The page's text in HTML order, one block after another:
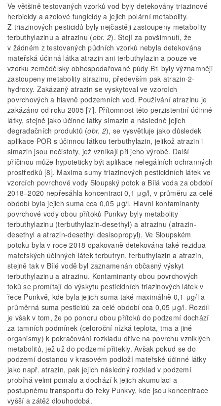
Ve většině testovaných vzorků vod byly detekovány triazinové
herbicidy a azolové fungicidy a jejich polární metabolity.
Z triazinových pesticidů byly nejčastěji zastoupeny metabolity
terbuthylazinu a atrazinu (obr. 2). Stojí za povšimnutí, že
v žádném z testovaných půdních vzorků nebyla detekována
mateřská účinná látka atrazin ani terbuthylazin a pouze ve
vzorku zemědělsky obhospodařované půdy B1 byly významněji
zastoupeny metabolity atrazinu, především pak atrazin-2-
hydroxy. Zakázaný atrazin se vyskytoval ve vzorcích
povrchových a hlavně podzemních vod. Používání atrazinu je
zakázáno od roku 2005 [7]. Přítomnost této perzistentní účinné
látky, stejně jako účinné látky simazin a následně jejich
degradačních produktů (obr. 2), se vysvětluje jako důsledek
aplikace POR s účinnou látkou terbuthylazin, jelikož atrazin i
simazin jsou nečistoty, jež vznikají při jeho výrobě. Další
příčinou může hypoteticky být aplikace nelegálních ochranných
prostředků [8]. Maxima sumy triazinových pesticidních látek ve
vzorcích povrchové vody Sloupský potok a Bílá voda za období
2018–2020 nepřesáhla koncentraci 0,1 μg/l, v průměru za celé
období byla jejich suma cca 0,05 μg/l. Hlavní kontaminanty
povrchové vody obou přítoků Punkvy byly metabolity
terbuthylazinu (terbuthylazin-desethyl) a atrazinu (atrazin-
desethyl a atrazin-desethyl desisopropyl). Ve Sloupském
potoku byla v roce 2018 opakovaně detekována také rezidua
mateřských účinných látek terbutryn, terbuthylazin a atrazin,
stejně tak v Bílé vodě byl zaznamenán občasný výskyt
terbuthylazinu a atrazinu. Kontaminanty obou povrchových
toků se promítají do výskytu pesticidních triazinových látek v
řece Punkvě, kde byla jejich suma také maximálně 0,1 μg/l a
průměrná suma pesticidů za celé období cca 0,05 μg/l. Rozdíl
je však v tom, že po ponoru obou přítoků do podzemí dochází
za tamních podmínek (celoroční nízká teplota, tma a jiné
organismy) k pokračování rozkladu dříve na povrchu vzniklých
metabolitů, jež už do podzemí přitekly. Avšak pokud se do
podzemí dostanou v krasovém podloží mateřské účinné látky
jako např. atrazin, pak jejich následný rozklad v podzemí
probíhá velmi pomalu a dochází k jejich akumulaci a
postupnému transportu do řeky Punkvy, kde jsou koncentrace
vyšší a zátěž dlouhodobá.